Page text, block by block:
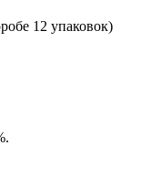
12 упаковок)